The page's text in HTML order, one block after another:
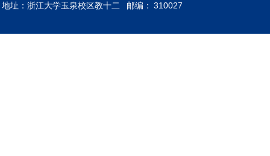
地址：浙江大学玉泉校区教十二
邮编： 310027